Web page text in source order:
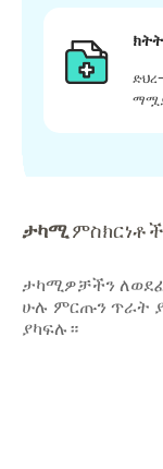
ታካሚምስክርነቶች
ታካሚዎቻችን
ሁሉ ምርጡን ጥራት
ያካፍሉ።